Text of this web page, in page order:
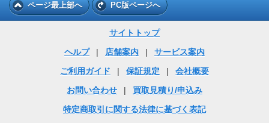
ページ最上部へ PC版ページへ
サイトトップ
ヘルプ
| 店舗案内 |
サービス案内
ご利用ガイド
| 保証規定 |
会社概要
お問い合わせ
|
買取見積り/申込み
特定商取引に関する法律に基づく表記